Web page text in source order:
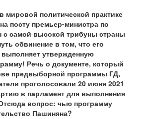
мировой политической практике
посту премьер-министра по
самой высокой трибуны страны
обвинение в том, что его
выполняет утвержденную
Речь о документе, который
предвыборной программы ГД,
проголосовали 20 июня 2021
в парламент для выполнения
вопрос: чью программу
Пашиняна?